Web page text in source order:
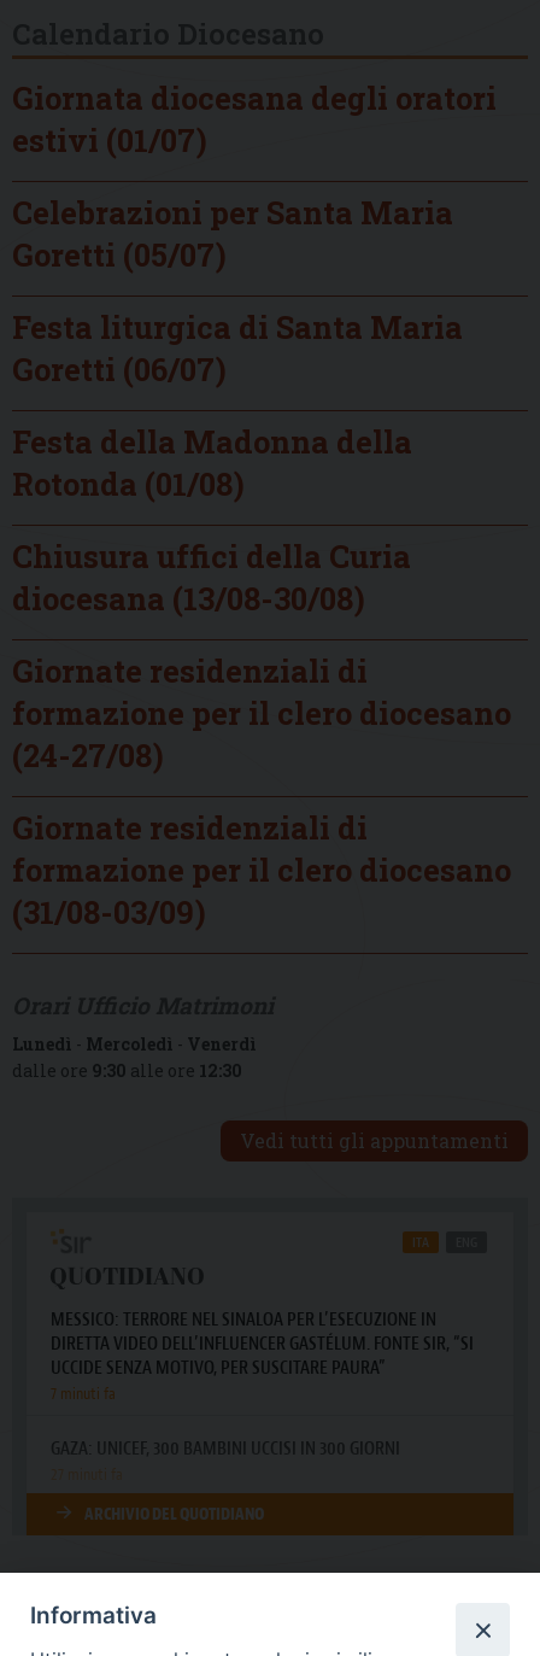
Giornata diocesana degli oratori
estivi (01/07)
Celebrazioni per Santa Maria
Goretti (05/07)
Festa liturgica di Santa Maria
Goretti (06/07)
Festa della Madonna della
Rotonda (01/08)
Chiusura uffici della Curia
diocesana (13/08-30/08)
Giornate residenziali di
formazione per il clero diocesano
(24-27/08)
Giornate residenziali di
formazione per il clero diocesano
(31/08-03/09)
Lunedì - Mercoledì - Venerdì
dalle ore 9:30 alle ore 12:30
Vedi tutti gli appuntamenti
DIOCESI SUBURBICARIA DI ALBANO
Informativa